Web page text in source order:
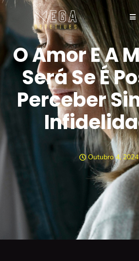
O Amor E A
Será Se É
Perceber
Outubro 4, 2024